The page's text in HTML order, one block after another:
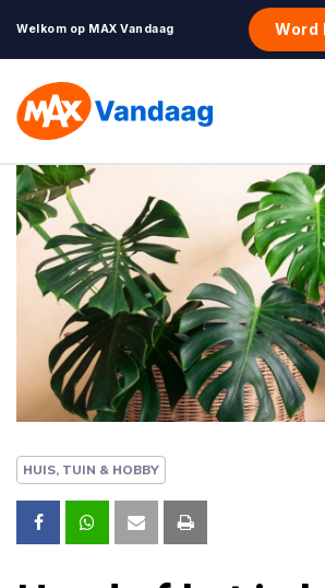
Welkom op MAX Vandaag Word
HUIS, TUIN & HOBBY